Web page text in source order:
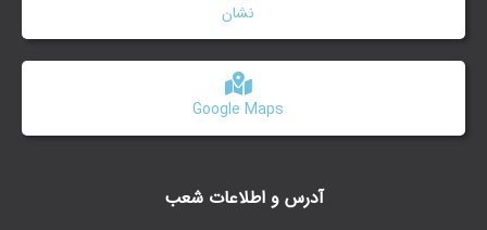
آدرس و اطلاعات شعب
Google Maps
نشان